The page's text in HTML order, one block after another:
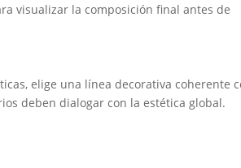
visualizar la composición final antes de
elige una línea decorativa coherente
deben dialogar con la estética global.